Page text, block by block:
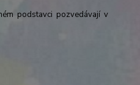
podstavci pozvedávají v